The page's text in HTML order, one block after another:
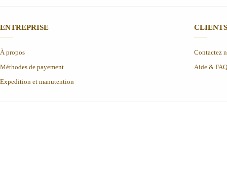
ENTREPRISE
À propos
Méthodes de payement
Expedition et manutention
CLIENTS
Contactez
Aide & FAQ